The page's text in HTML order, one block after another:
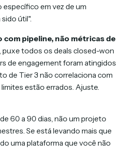
em vez de um
útil".
com pipeline, não métricas de
puxe todos os deals closed-won
de engagement foram atingidos
de Tier 3 não correlaciona com
estão errados. Ajuste.
60 a 90 dias, não um projeto
Se está levando mais que
uma plataforma que você não